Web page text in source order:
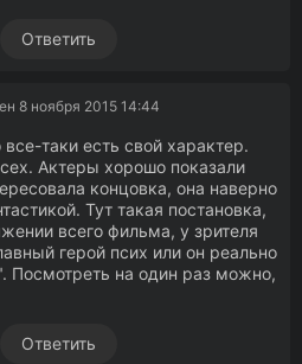
Ответить
8 ноября 2015 14:44
все-таки есть свой характер.
Актеры хорошо показали
концовка, она наверно
Тут такая постановка,
всего фильма, у зрителя
герой псих или он реально
Посмотреть на один раз можно,
Ответить